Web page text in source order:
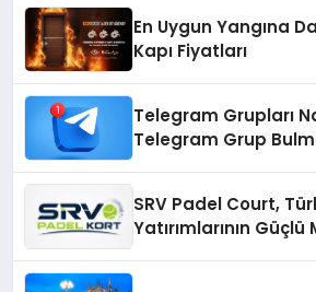
En Uygun Yangına
Kapı Fiyatları
Telegram Grupları
Telegram Grup
SRV Padel Court,
Yatırımlarının Güçlü